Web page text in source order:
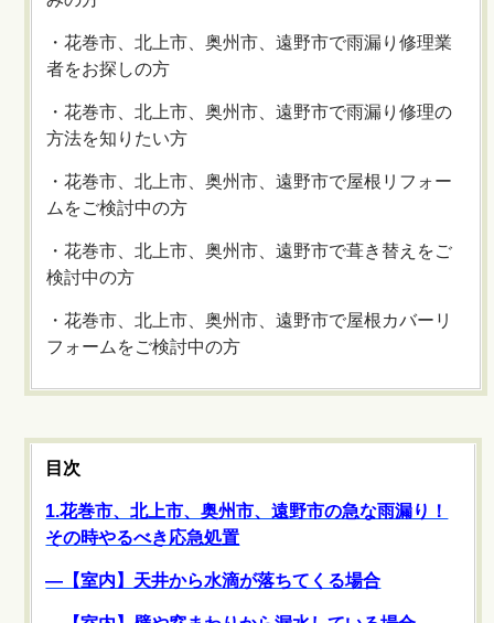
・花巻市、北上市、奥州市、遠野市で雨漏り修理業
者をお探しの方
・花巻市、北上市、奥州市、遠野市で雨漏り修理の
方法を知りたい方
・花巻市、北上市、奥州市、遠野市で屋根リフォー
ムをご検討中の方
・花巻市、北上市、奥州市、遠野市で葺き替えをご
検討中の方
・花巻市、北上市、奥州市、遠野市で屋根カバーリ
フォームをご検討中の方
目次
1.花巻市、北上市、奥州市、遠野市の急な雨漏り！
その時やるべき応急処置
―【室内】天井から水滴が落ちてくる場合